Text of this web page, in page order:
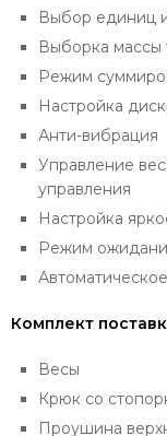
Выбор единиц
Выборка массы
Режим
Настройка
Анти-вибрация
Управление
управления
Настройка
Режим
Комплект
Весы
Крюк со
Проушина